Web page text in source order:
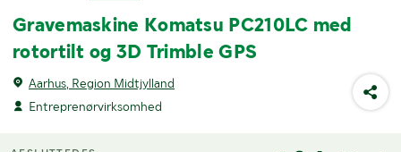
Gravemaskine Komatsu PC210LC med
rotortilt og 3D Trimble GPS
Aarhus, Region Midtjylland
Entreprenørvirksomhed